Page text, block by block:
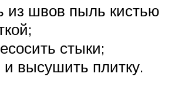
из швов пыль кистью
стыки;
высушить плитку.